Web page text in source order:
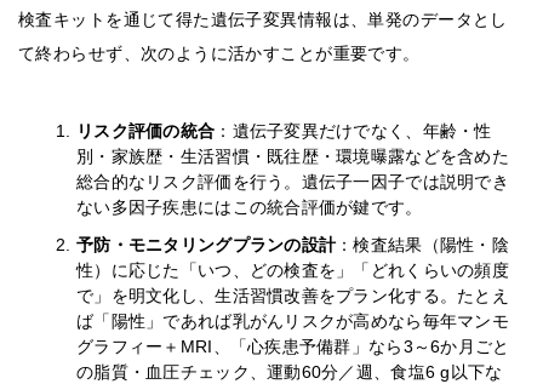
検査キットを通じて得た遺伝子変異情報は、単発のデータとし
て終わらせず、次のように活かすことが重要です。
リスク評価の統合 ：遺伝子変異だけでなく、年齢・性
別・家族歴・生活習慣・既往歴・環境曝露などを含めた
総合的なリスク評価を行う。遺伝子一因子では説明でき
ない多因子疾患にはこの統合評価が鍵です。
予防・モニタリングプランの設計：検査結果（陽性・陰
性）に応じた「いつ、どの検査を」「どれくらいの頻度
で」を明文化し、生活習慣改善をプラン化する。たとえ
ば「陽性」であれば乳がんリスクが高めなら毎年マンモ
グラフィー＋MRI、「心疾患予備群」なら3～6か月ごと
の脂質・血圧チェック、運動60分／週、食塩6 g以下な